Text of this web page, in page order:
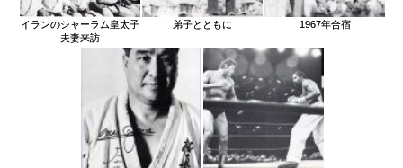
イランのシャーラム皇太子
夫妻来訪
弟子とともに 1967年合宿